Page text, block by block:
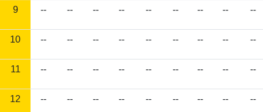
9 -- -- -- -- -- -- -- -- --
10 -- -- -- -- -- -- -- -- --
11 -- -- -- -- -- -- -- -- --
12 -- -- -- -- -- -- -- -- --